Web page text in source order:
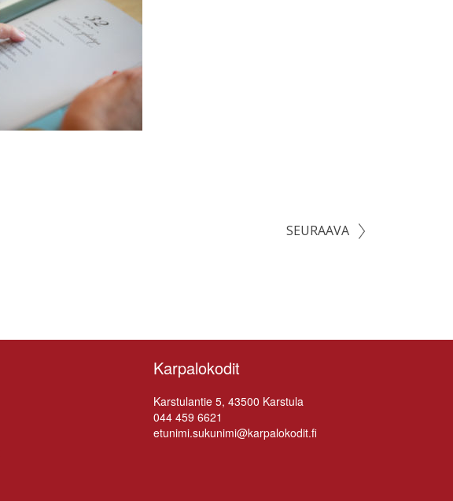
SEURAAVA
Karpalokodit
Kars­tu­lan­tie 5, 43500 Karstula
044 459 6621
etunimi.sukunimi@karpalokodit.fi